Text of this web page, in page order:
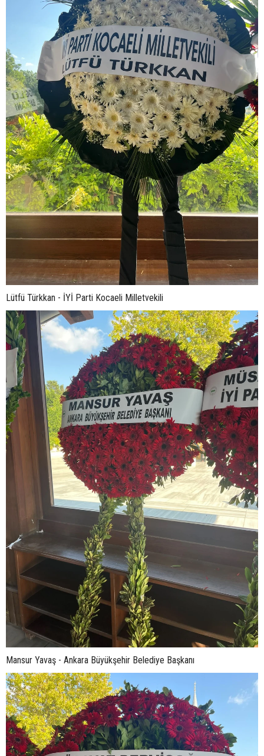
Lütfü Türkkan - İYİ Parti Kocaeli Milletvekili
Mansur Yavaş - Ankara Büyükşehir Belediye Başkanı